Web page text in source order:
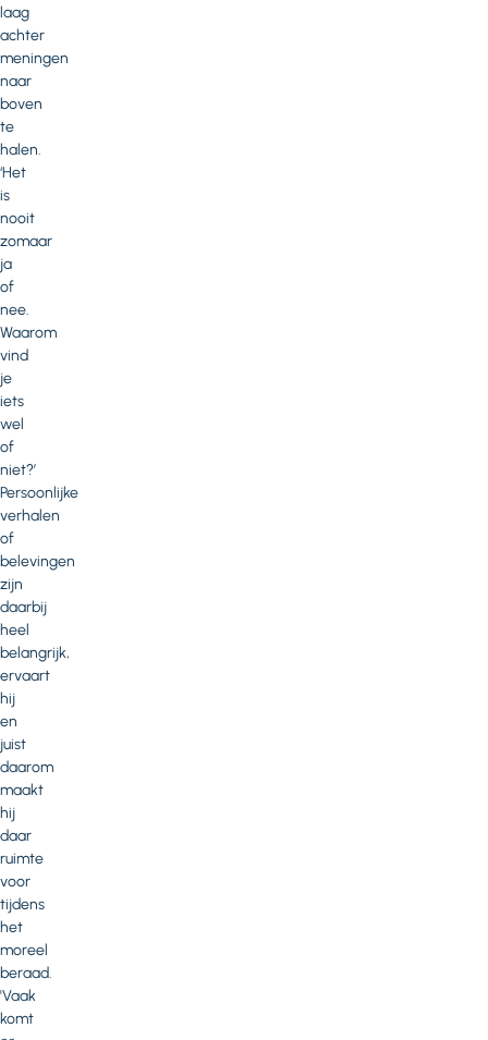
laag
achter
meningen
naar
boven
te
halen.
‘Het
is
nooit
zomaar
ja
of
nee.
Waarom
vind
je
iets
wel
of
niet?’
Persoonlijke
verhalen
of
belevingen
zijn
daarbij
heel
belangrijk,
ervaart
hij
en
juist
daarom
maakt
hij
daar
ruimte
voor
tijdens
het
moreel
beraad.
'Vaak
komt